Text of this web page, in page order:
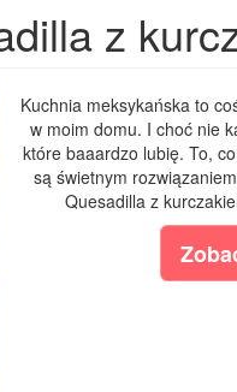
z
Kuchnia meksykańska to
w moim domu. I choć nie
które baaardzo lubię. To,
są świetnym
Quesadilla z